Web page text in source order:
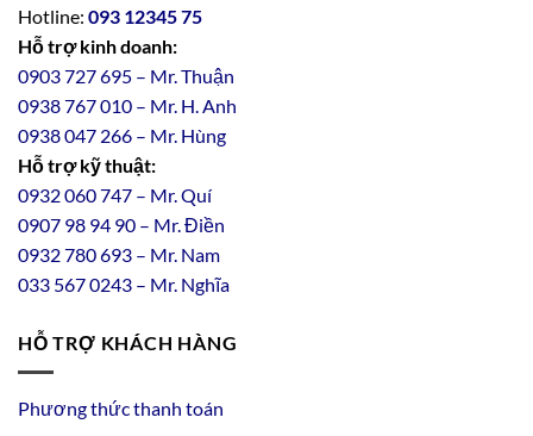
Hotline: 093 12345 75
Hỗ trợ kinh doanh:
0903 727 695 – Mr. Thuận
0938 767 010 – Mr. H. Anh
0938 047 266 – Mr. Hùng
Hỗ trợ kỹ thuật:
0932 060 747 – Mr. Quí
0907 98 94 90 – Mr. Điền
0932780693 – Mr. Nam
033 567 0243 – Mr. Nghĩa
HỖ TRỢ KHÁCH HÀNG
Phương thức thanh toán